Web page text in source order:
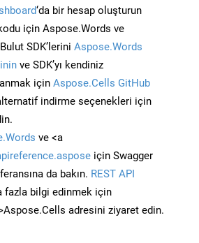
‘da bir hesap oluşturun
için Aspose.Words ve
SDK’lerini Aspose.Words
ve SDK’yı kendiniz
için Aspose.Cells GitHub
indirme seçenekleri için
ve <a
için Swagger
da bakın. REST API
fazla bilgi edinmek için
adresini ziyaret edin.